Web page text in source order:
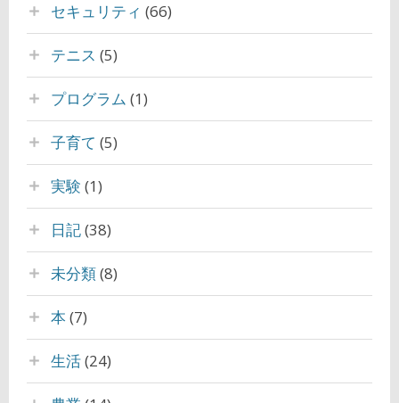
セキュリティ (66)
テニス (5)
プログラム (1)
子育て (5)
実験 (1)
日記(38)
未分類(8)
本 (7)
生活(24)